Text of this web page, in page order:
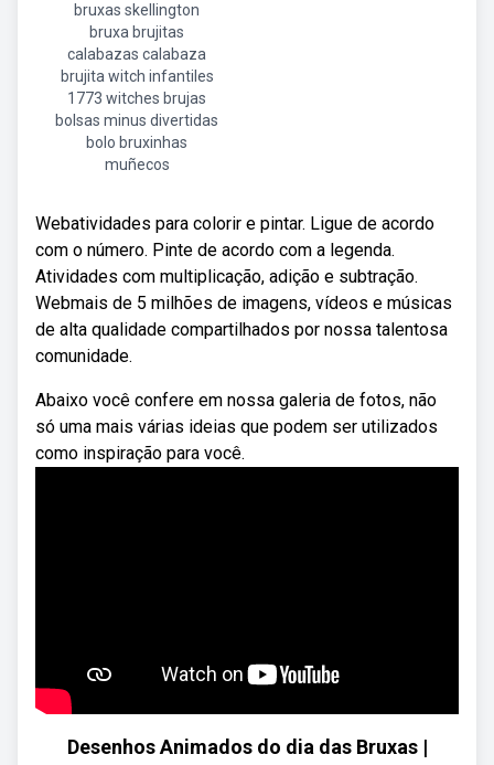
bruxas skellington
bruxa brujitas
calabazas calabaza
brujita witch infantiles
1773 witches brujas
bolsas minus divertidas
bolo bruxinhas
muñecos
Webatividades para colorir e pintar. Ligue de acordo
com o número. Pinte de acordo com a legenda.
Atividades com multiplicação, adição e subtração.
Webmais de 5 milhões de imagens, vídeos e músicas
de alta qualidade compartilhados por nossa talentosa
comunidade.
Abaixo você confere em nossa galeria de fotos, não
só uma mais várias ideias que podem ser utilizados
como inspiração para você.
Desenhos Animados do dia das Bruxas |